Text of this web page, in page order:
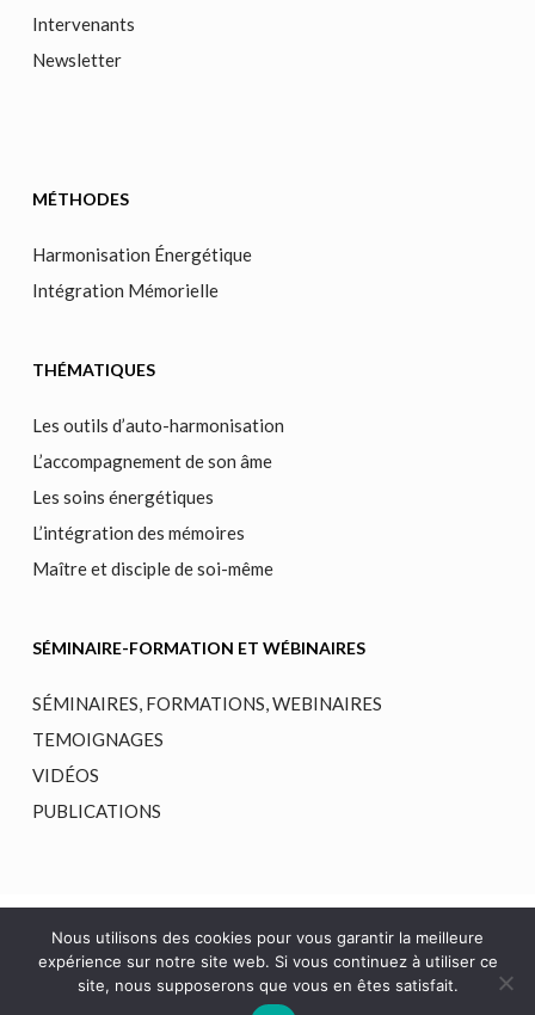
Intervenants
Newsletter
MÉTHODES
Harmonisation Énergétique
Intégration Mémorielle
THÉMATIQUES
Les outils d’auto-harmonisation
L’accompagnement de son âme
Les soins énergétiques
L’intégration des mémoires
Maître et disciple de soi-même
SÉMINAIRE-FORMATION ET WÉBINAIRES
SÉMINAIRES, FORMATIONS, WEBINAIRES
TEMOIGNAGES
VIDÉOS
PUBLICATIONS
© 2026 Anschma-International - École de soins Énergétiques. |
POLITIQUE DE CONFIDENTIALITÉ|MENTIONS LÉGALES
Nous utilisons des cookies pour vous garantir la meilleure
expérience sur notre site web. Si vous continuez à utiliser ce
site, nous supposerons que vous en êtes satisfait.